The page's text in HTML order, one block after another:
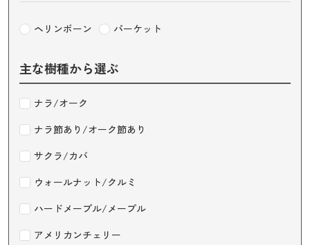
ヘリンボーン パーケット
主な樹種から選ぶ
ナラ/オーク
ナラ節あり/オーク節あり
サクラ/カバ
ウォールナット/クルミ
ハードメープル/メープル
アメリカンチェリー